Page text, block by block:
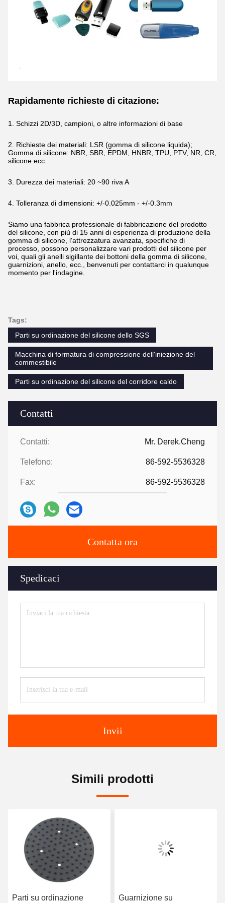
Contatti
Contatti: Mr. Derek.Cheng
Telefono: 86-592-5536328
Fax: 86-592-5536328
Contatta ora
Spedicaci
Invii
Rapidamente richieste di citazione:
1. Schizzi 2D/3D, campioni, o altre informazioni di base
2. Richieste dei materiali: LSR (gomma di silicone liquida);
Gomma di silicone: NBR, SBR, EPDM, HNBR, TPU, PTV, NR, CR,
silicone ecc.
3. Durezza dei materiali: 20 ~90 riva A
4. Tolleranza di dimensioni: +/-0.025mm - +/-0.3mm
Siamo una fabbrica professionale di fabbricazione del prodotto
del silicone, con più di 15 anni di esperienza di produzione della
gomma di silicone, l'attrezzatura avanzata, specifiche di
processo, possono personalizzare vari prodotti del silicone per
voi, quali gli anelli sigillante dei bottoni della gomma di silicone,
guarnizioni, anello, ecc., benvenuti per contattarci in qualunque
momento per l'indagine.
Tags:
Parti su ordinazione del silicone dello SGS
Macchina di formatura di compressione dell'iniezione del
commestibile
Parti su ordinazione del silicone del corridore caldo
Simili prodotti
Parti su ordinazione
Guarnizione su